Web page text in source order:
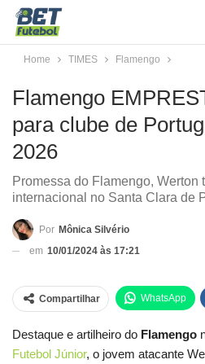
Home TIMES Flamengo
Flamengo
para clube de
2026
Promessa do Flamengo, Werton
internacional no Santa Clara de
Por Mônica Silvério
em 10/01/2024 às 17:21
Compartilhar WhatsApp
Destaque e artilheiro do Flamengo
Futebol Júnior, o jovem atacante